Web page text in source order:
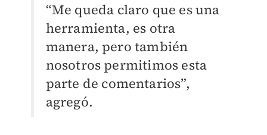
“Me queda claro que es una
herramienta, es otra
manera, pero también
nosotros permitimos esta
parte de comentarios”,
agregó.